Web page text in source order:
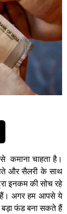
कमाना चाहता है।
और सैलरी के साथ
इनकम की सोच रहे
हैं। अगर हम आपसे ये
फंड बना सकते हैं